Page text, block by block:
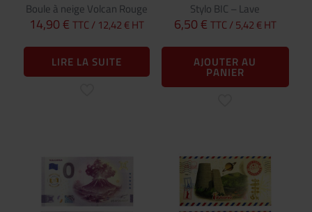
Boule à neige Volcan Rouge
14,90€ TTC / 12,42 €HT
LIRE LA SUITE
Stylo BIC – Lave
6,50€ TTC /5,42 €HT
AJOUTER AU
PANIER